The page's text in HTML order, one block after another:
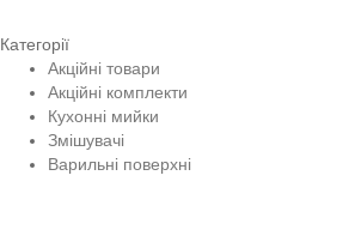
Категорії
Акційні товари
Акційні комплекти
Кухонні мийки
Змішувачі
Варильні поверхні